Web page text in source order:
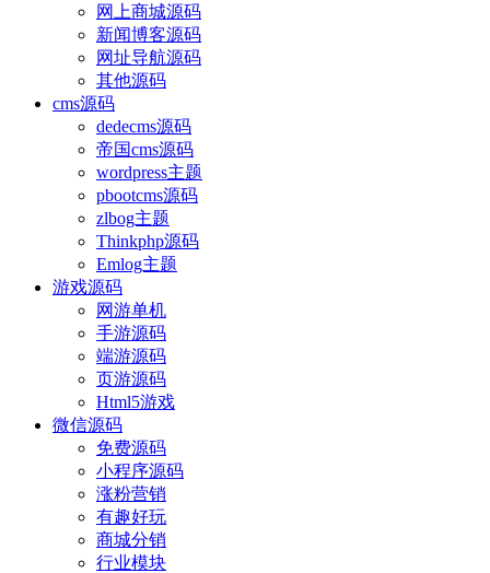
网上商城源码
新闻博客源码
网址导航源码
其他源码
cms源码
dedecms源码
帝国cms源码
wordpress主题
pbootcms源码
zlbog主题
Thinkphp源码
Emlog主题
游戏源码
网游单机
手游源码
端游源码
页游源码
Html5游戏
微信源码
免费源码
小程序源码
涨粉营销
有趣好玩
商城分销
行业模块